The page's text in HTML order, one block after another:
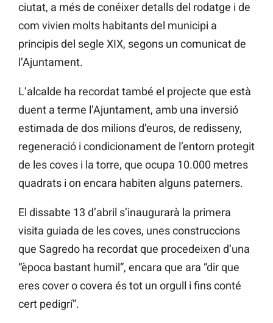
ciutat, a més de conéixer detalls del rodatge i de
com vivien molts habitants del municipi a
principis del segle XIX, segons un comunicat de
l’Ajuntament.
L’alcalde ha recordat també el projecte que està
duent a terme l’Ajuntament, amb una inversió
estimada de dos milions d’euros, de redisseny,
regeneració i condicionament de l’entorn protegit
de les coves i la torre, que ocupa 10.000 metres
quadrats i on encara habiten alguns paterners.
El dissabte 13 d’abril s’inaugurarà la primera
visita guiada de les coves, unes construccions
que Sagredo ha recordat que procedeixen d’una
“època bastant humil”, encara que ara “dir que
eres cover o covera és tot un orgull i fins conté
cert pedigrí”.